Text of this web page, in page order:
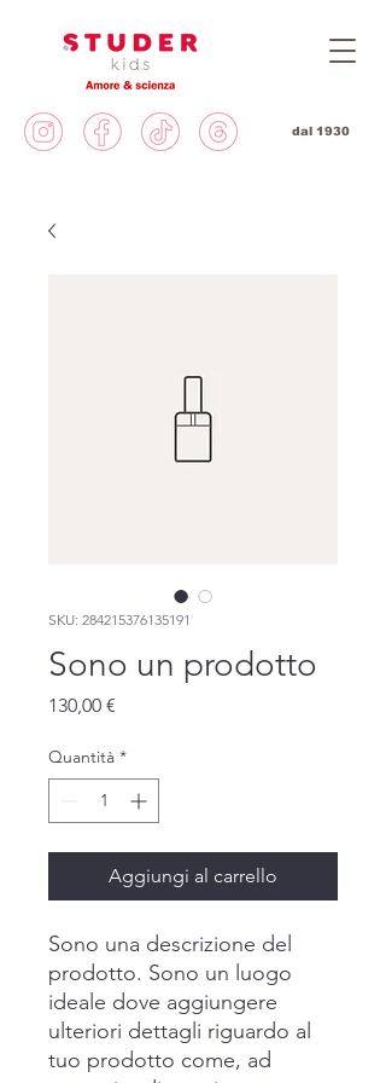
dal 1930
SKU: 284215376135191
Sono un prodotto
130,00 €
Quantità *
Aggiungi al carrello
Sono una descrizione del
prodotto. Sono un luogo
ideale dove aggiungere
ulteriori dettagli riguardo al
tuo prodotto come, ad